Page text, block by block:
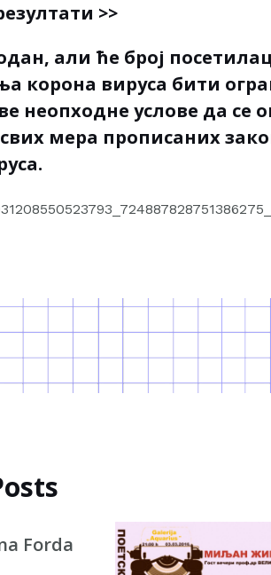
>>
али ће број
корона вируса бити
неопходне услове да се
мера прописаних
Forda